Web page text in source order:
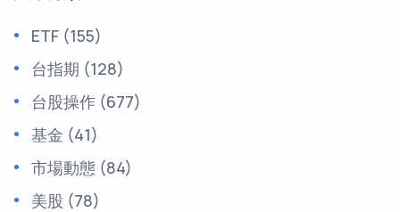
ETF (155)
台指期 (128)
台股操作 (677)
基金 (41)
市場動態 (84)
美股 (78)